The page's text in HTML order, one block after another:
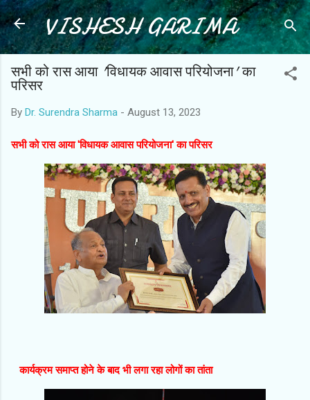
Skip to main content
VISHESH GARIMA
सभी को रास आया 'विधायक आवास परियोजना' का
परिसर
By Dr. Surendra Sharma - August 13, 2023
सभी को रास आया 'विधायक आवास परियोजना' का परिसर
कार्यक्रम समाप्त होने के बाद भी लगा रहा लोगों का तांता